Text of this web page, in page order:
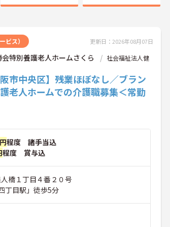
ビス） 更新日：2026年08月07日
特別養護老人ホームさくら
社会福祉法人健
阪市中央区】残業ほぼなし／ブラン
老人ホームでの介護職募集＜常勤
程度 諸手当込
程度 賞与込
橋１丁目４番２０号
丁目駅」徒歩5分